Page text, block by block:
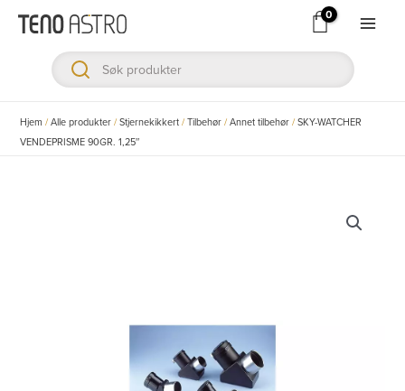
Hopp
innholdet
Hjem /Alle produkter /Stjernekikkert /Tilbehør /Annet tilbehør /SKY-WATCHER
VENDEPRISME 90GR. 1,25″